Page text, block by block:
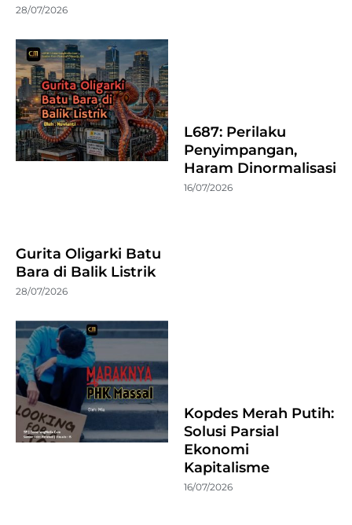
28/07/2026
Gurita Oligarki Batu
Bara di Balik Listrik
28/07/2026
L687: Perilaku
Penyimpangan,
Haram Dinormalisasi
16/07/2026
Kopdes Merah Putih:
Solusi Parsial
Ekonomi
Kapitalisme
16/07/2026